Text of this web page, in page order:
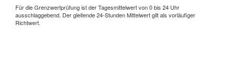
Für die Grenzwertprüfung ist der Tagesmittelwert von 0 bis 24 Uhr
ausschlaggebend. Der gleitende 24-Stunden Mittelwert gilt als vorläufiger
Richtwert.